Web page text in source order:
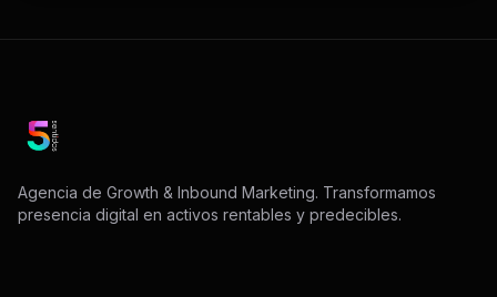
Agencia de Growth & Inbound Marketing. Transformamos
presencia digital en activos rentables y predecibles.